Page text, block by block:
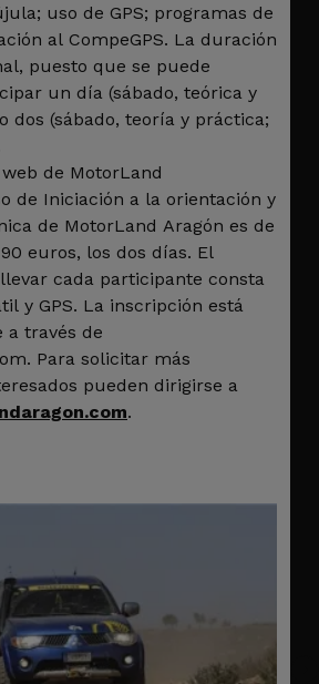
uso de GPS; programas de
al CompeGPS. La duración
puesto que se puede
un día (sábado, teórica y
dos (sábado, teoría y práctica;
de MotorLand
de Iniciación a la orientación y
de MotorLand Aragón es de
euros, los dos días. El
cada participante consta
y GPS. La inscripción está
a través de
Para solicitar más
pueden dirigirse a
.